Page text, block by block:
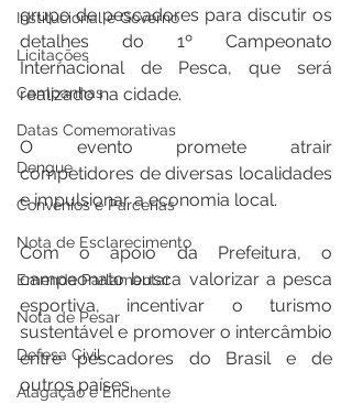
Institucional e Governo
Licitações
Campanhas
Datas Comemorativas
Dengue
Convênios e Parcerias
Nota de Esclarecimento
Emenda Parlamentar
Nota de Pesar
Defesa Civil
Alagação e Enchente
grupo de pescadores para discutir os
detalhes do 1º Campeonato
Internacional de Pesca, que será
realizado na cidade.
O evento promete atrair
competidores de diversas localidades
e impulsionar a economia local.
Com o apoio da Prefeitura, o
campeonato busca valorizar a pesca
esportiva, incentivar o turismo
sustentável e promover o intercâmbio
entre pescadores do Brasil e de
outros países.